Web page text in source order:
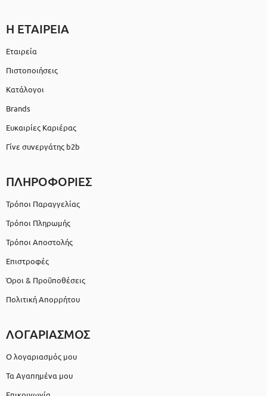
Η ΕΤΑΙΡΕΙΑ
Εταιρεία
Πιστοποιήσεις
Κατάλογοι
Brands
Ευκαιρίες Καριέρας
Γίνε συνεργάτης b2b
ΠΛΗΡΟΦΟΡΙΕΣ
Τρόποι Παραγγελίας
Τρόποι Πληρωμής
Τρόποι Αποστολής
Επιστροφές
Όροι & Προϋποθέσεις
Πολιτική Απορρήτου
ΛΟΓΑΡΙΑΣΜΟΣ
Ο λογαριασμός μου
Τα Αγαπημένα μου